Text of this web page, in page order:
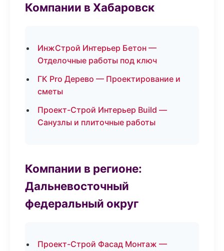
Компании в Хабаровск
ИнжСтрой Интерьер Бетон —
Отделочные работы под ключ
ГК Pro Дерево — Проектирование и
сметы
Проект-Строй Интерьер Build —
Санузлы и плиточные работы
Компании в регионе:
Дальневосточный
федеральный округ
Проект-Строй Фасад Монтаж —